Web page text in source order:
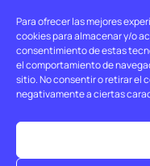
Para ofrecer las mejores
cookies para almacenar y/o
consentimiento de estas
el comportamiento de
sitio. No consentir o retirar el
negativamente a ciertas